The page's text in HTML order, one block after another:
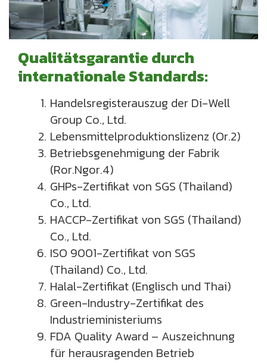
Qualitätsgarantie durch
internationale Standards:
Handelsregisterauszug der Di-Well
Group Co., Ltd.
Lebensmittelproduktionslizenz (Or.2)
Betriebsgenehmigung der Fabrik
(Ror.Ngor.4)
GHPs-Zertifikat von SGS (Thailand)
Co., Ltd.
HACCP-Zertifikat von SGS (Thailand)
Co., Ltd.
ISO 9001-Zertifikat von SGS
(Thailand) Co., Ltd.
Halal-Zertifikat (Englisch und Thai)
Green-Industry-Zertifikat des
Industrieministeriums
FDA Quality Award – Auszeichnung
für herausragenden Betrieb